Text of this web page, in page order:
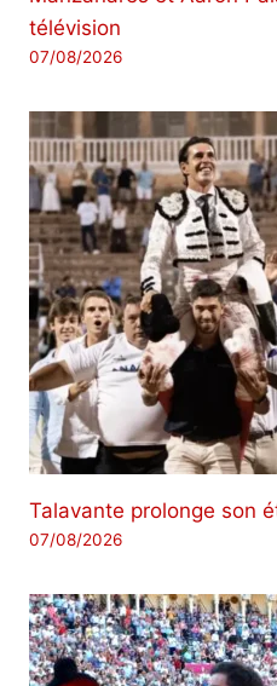
télévision
07/08/2026
Talavante prolonge son
07/08/2026